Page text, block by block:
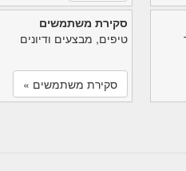
סקירת משתמשים
טיפים, מבצעים ודיונים
סקירת משתמשים »